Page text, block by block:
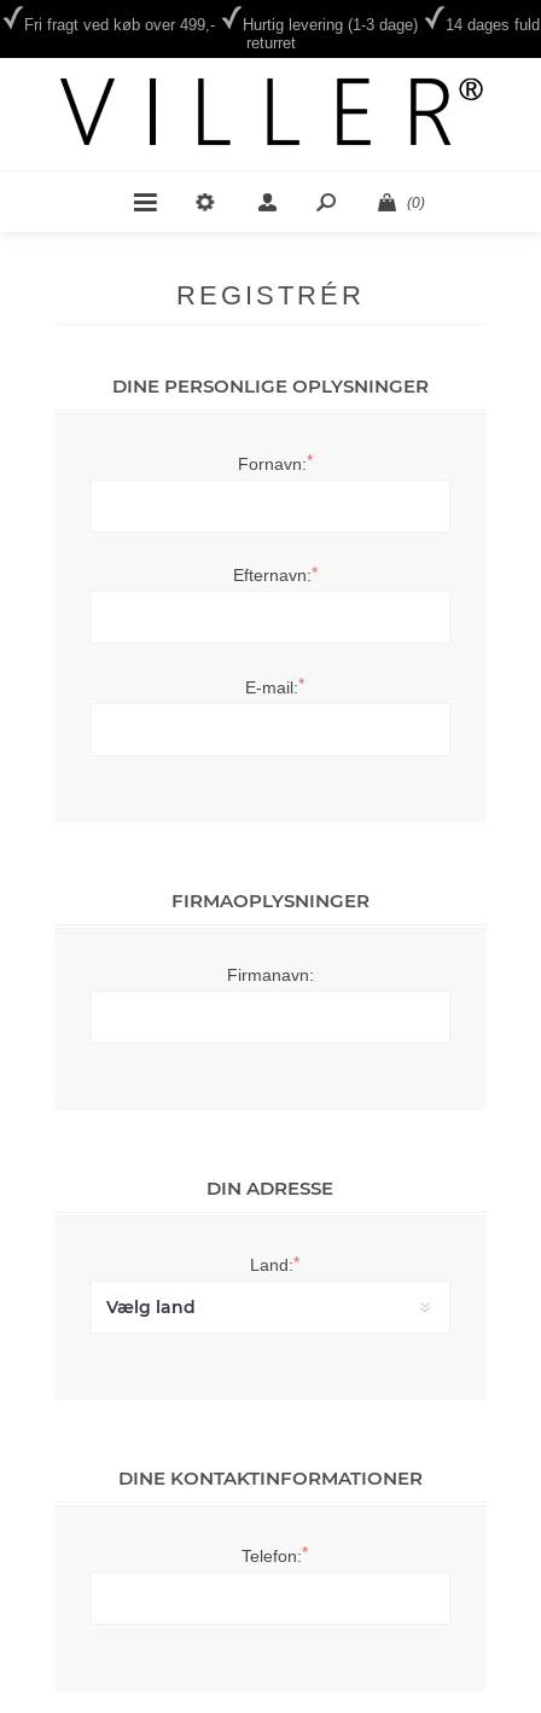
Fri fragt ved køb over 499,- Hurtig levering (1-3 dage)
14 dages fuld
returret
(0)
REGISTRÉR
DINE PERSONLIGE OPLYSNINGER
Fornavn:*
Efternavn:*
E-mail:*
FIRMAOPLYSNINGER
Firmanavn:
DIN ADRESSE
Land:*
DINE KONTAKTINFORMATIONER
Telefon:*